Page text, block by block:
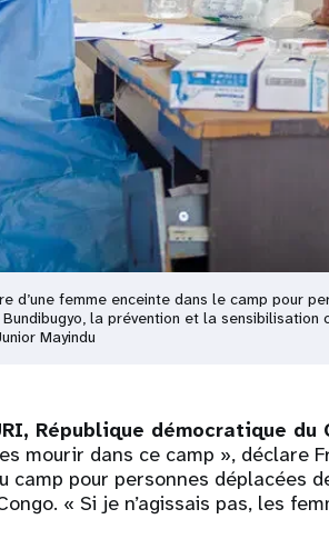
femme enceinte dans le camp pour
la prévention et la
Mayindu
République démocratique du
mourir dans ce camp », déclare
camp pour personnes déplacées
« Si je n’agissais pas, les